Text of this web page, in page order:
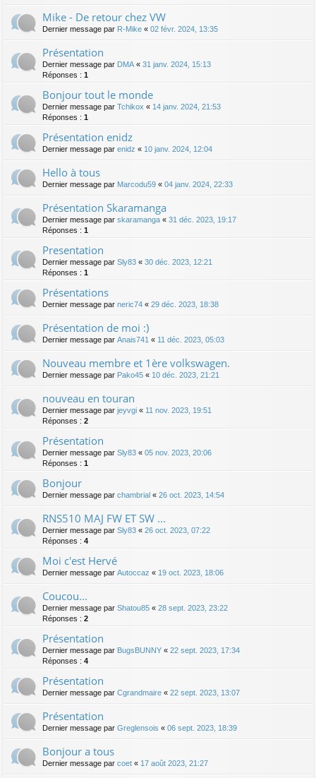
Mike - De retour chez VW
Dernier message par R-Mike « 02 févr. 2024, 13:35
Présentation
Dernier message par DMA « 31 janv. 2024, 15:13
Réponses : 1
Bonjour tout le monde
Dernier message par Tchikox « 14 janv. 2024, 21:53
Réponses : 1
Présentation enidz
Dernier message par enidz « 10 janv. 2024, 12:04
Hello à tous
Dernier message par Marcodu59 « 04 janv. 2024, 22:33
Présentation Skaramanga
Dernier message par skaramanga « 31 déc. 2023, 19:17
Réponses : 1
Presentation
Dernier message par Sly83 « 30 déc. 2023, 12:21
Réponses : 1
Présentations
Dernier message par neric74 « 29 déc. 2023, 18:38
Présentation de moi :)
Dernier message par Anais741 « 11 déc. 2023, 05:03
Nouveau membre et 1ère volkswagen.
Dernier message par Pako45 « 10 déc. 2023, 21:21
nouveau en touran
Dernier message par jeyvgi « 11 nov. 2023, 19:51
Réponses : 2
Présentation
Dernier message par Sly83 « 05 nov. 2023, 20:06
Réponses : 1
Bonjour
Dernier message par chambrial « 26 oct. 2023, 14:54
RNS510 MAJ FW ET SW ...
Dernier message par Sly83 « 26 oct. 2023, 07:22
Réponses : 4
Moi c'est Hervé
Dernier message par Autoccaz « 19 oct. 2023, 18:06
Coucou...
Dernier message par Shatou85 « 28 sept. 2023, 23:22
Réponses : 2
Présentation
Dernier message par BugsBUNNY « 22 sept. 2023, 17:34
Réponses : 4
Présentation
Dernier message par Cgrandmaire « 22 sept. 2023, 13:07
Présentation
Dernier message par Greglensois « 06 sept. 2023, 18:39
Bonjour a tous
Dernier message par coet « 17 août 2023, 21:27